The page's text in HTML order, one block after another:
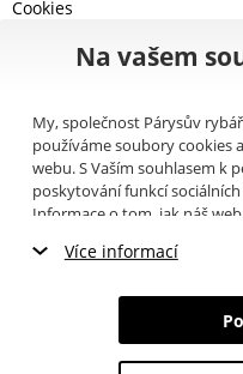
Cookies
Na vašem
My, společnost Párysův
používáme soubory cookies
webu. S Vaším souhlasem k
poskytování funkcí
Informace o tom, jak náš
můžete přečíst, jak tyto
poskytli nebo které získali v
služby. Tyto údaje zahrnují
adresu a další informace
Více informací
Nezbytné cookies
Marketingové cookies